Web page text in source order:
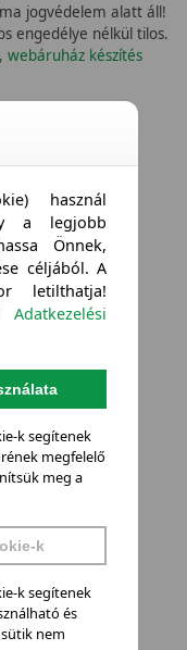
jogvédelem alatt áll!
engedélye nélkül tilos.
webáruház készítés
használ
a legjobb
Önnek,
céljából. A
letilthatja!
Adatkezelési
k segítenek
megfelelő
meg a
k
k segítenek
és
nem